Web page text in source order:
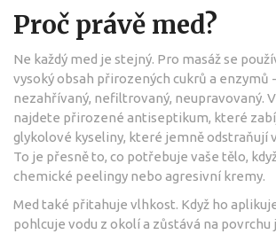
Proč právě med?
Ne každý med je stejný. Pro masáž se
vysoký obsah přirozených cukrů a enzymů
nezahřívaný, nefiltrovaný, neupravovaný.
najdete přirozené antiseptikum, které
glykolové kyseliny, které jemně odstraňují
To je přesně to, co potřebuje vaše tělo,
chemické peelingy nebo agresivní kremy.
Med také přitahuje vlhkost. Když ho
pohlcuje vodu z okolí a zůstává na